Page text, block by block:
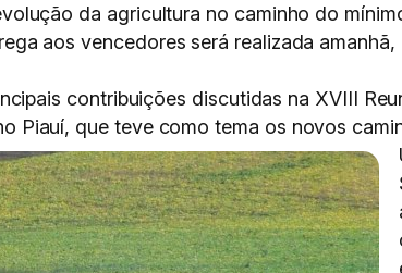
da agricultura no caminho do
aos vencedores será realizada
contribuições discutidas na XVIII
Piauí, que teve como tema os novos